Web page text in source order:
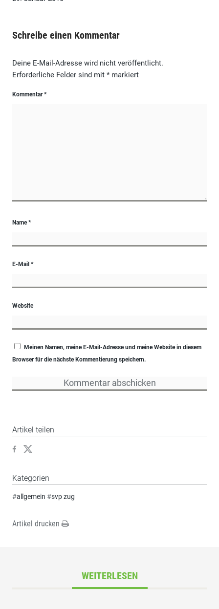
Schreibe einen Kommentar
Deine E-Mail-Adresse wird nicht veröffentlicht.
Erforderliche Felder sind mit *markiert
Kommentar*
Name*
E-Mail *
Website
Meinen Namen, meine E-Mail-Adresse und meine Website in diesem
Browser für die nächste Kommentierung speichern.
Artikel teilen
Kategorien
#allgemein #svp zug
Artikel drucken
WEITERLESEN